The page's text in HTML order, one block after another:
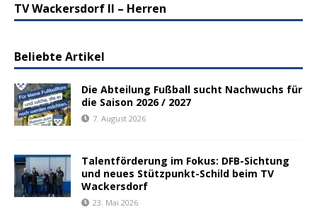
TV Wackersdorf II – Herren
Beliebte Artikel
Die Abteilung Fußball sucht Nachwuchs für
die Saison 2026 / 2027
7. August 2026
Talentförderung im Fokus: DFB-Sichtung
und neues Stützpunkt-Schild beim TV
Wackersdorf
23. Mai 2026